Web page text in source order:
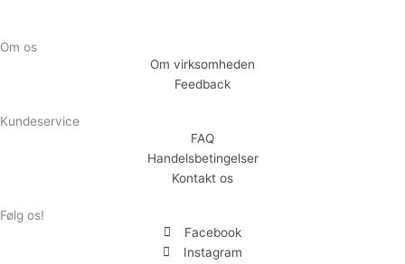
Om os
Om virksomheden
Feedback
Kundeservice
FAQ
Handelsbetingelser
Kontakt os
Følg os!
Facebook
Instagram